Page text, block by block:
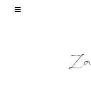
This site uses
quality of service,
to detect and